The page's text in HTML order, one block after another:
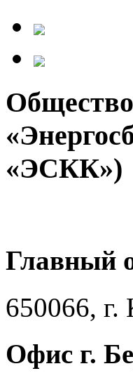
«ЭСКК»)
Главный
650066, г.
Офис г.